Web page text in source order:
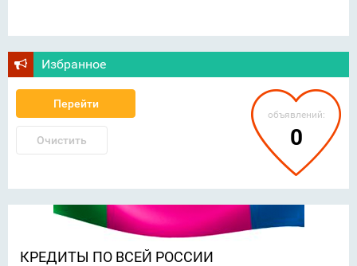
Избранное
Перейти
Очистить
объявлений:
0
КРЕДИТЫ ПО ВСЕЙ РОССИИ